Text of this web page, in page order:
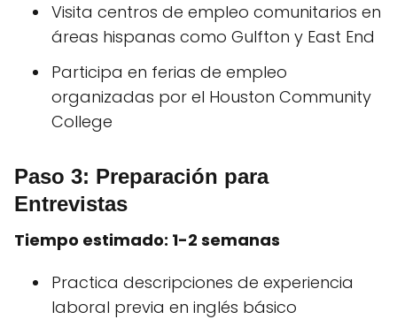
Visita centros de empleo comunitarios en
áreas hispanas como Gulfton y East End
Participa en ferias de empleo
organizadas por el Houston Community
College
Paso 3: Preparación para
Entrevistas
Tiempo estimado: 1-2 semanas
Practica descripciones de experiencia
laboral previa en inglés básico